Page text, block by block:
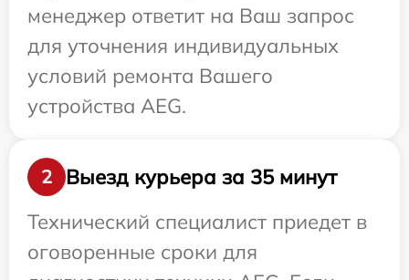
менеджер ответит на Ваш запрос
для уточнения индивидуальных
условий ремонта Вашего
устройства AEG.
2
Выезд курьера за 35 минут
Технический специалист приедет в
оговоренные сроки для